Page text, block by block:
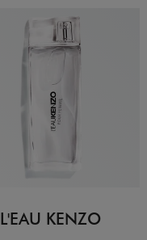
L'EAU KENZO